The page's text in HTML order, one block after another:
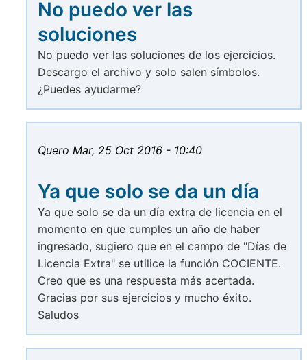
No puedo ver las
soluciones
No puedo ver las soluciones de los ejercicios.
Descargo el archivo y solo salen símbolos.
¿Puedes ayudarme?
Quero Mar, 25 Oct 2016 - 10:40
Ya que solo se da un día
Ya que solo se da un día extra de licencia en el
momento en que cumples un año de haber
ingresado, sugiero que en el campo de "Días de
Licencia Extra" se utilice la función COCIENTE.
Creo que es una respuesta más acertada.
Gracias por sus ejercicios y mucho éxito.
Saludos